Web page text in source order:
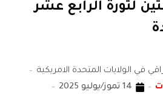
لثورة الرابع عشر
في الولايات المتحدة الامريكية
14 تموز/يوليو 2025